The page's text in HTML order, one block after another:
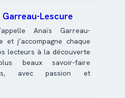
Garreau-Lescure
Anaïs Garreau-
et j’accompagne chaque
lecteurs à la découverte
beaux savoir-faire
avec passion et